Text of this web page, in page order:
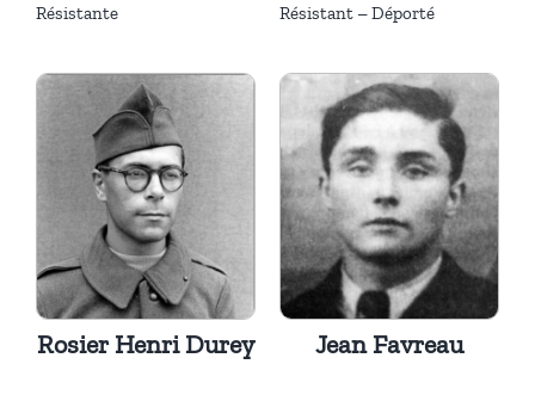
Résistante Résistant – Déporté
Rosier Henri Durey Jean Favreau